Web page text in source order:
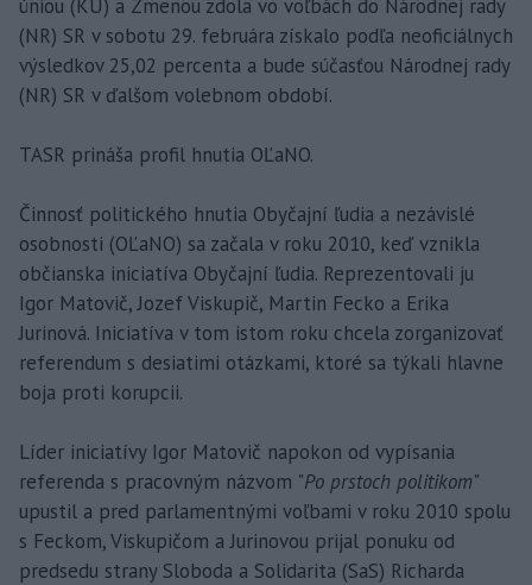
úniou (KÚ) a Zmenou zdola vo voľbách do Národnej rady
(NR) SR v sobotu 29. februára získalo podľa neoficiálnych
výsledkov 25,02 percenta a bude súčasťou Národnej rady
(NR) SR v ďalšom volebnom období.
TASR prináša profil hnutia OĽaNO.
Činnosť politického hnutia Obyčajní ľudia a nezávislé
osobnosti (OĽaNO) sa začala v roku 2010, keď vznikla
občianska iniciatíva Obyčajní ľudia. Reprezentovali ju
Igor Matovič, Jozef Viskupič, Martin Fecko a Erika
Jurinová. Iniciatíva v tom istom roku chcela zorganizovať
referendum s desiatimi otázkami, ktoré sa týkali hlavne
boja proti korupcii.
Líder iniciatívy Igor Matovič napokon od vypísania
referenda s pracovným názvom "Po prstoch politikom"
upustil a pred parlamentnými voľbami v roku 2010 spolu
s Feckom, Viskupičom a Jurinovou prijal ponuku od
predsedu strany Sloboda a Solidarita (SaS) Richarda